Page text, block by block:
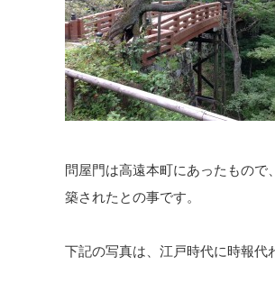
問屋門は高遠本町にあったもの
築されたとの事です。
下記の写真は、江戸時代に時報代